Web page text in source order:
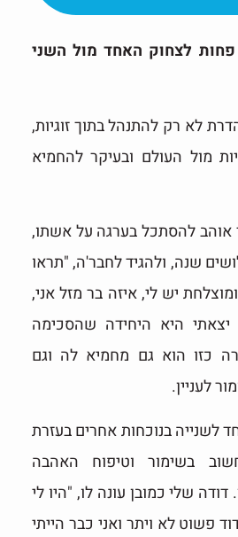
פחות לצחוק האחד מול השני
לא רק להתנהל בתוך זוגיות,
מול העולם ובעיקר להחמיא
אוהב להסתכל בערגה על אשתו,
שנה, ולהגיד לחבר'ה, "תראו
יש לי, איזה בר מזל אני,
היא היחידה שהסכימה
כזו הוא גם מחמיא לה וגם
לעניין.
לשנייה בנוכחות אחרים בעזרת
בשימור וטיפוח האהבה
שלי כמובן עונה לו, "היו לי
פשוט לא ויתר ואני כבר הייתי